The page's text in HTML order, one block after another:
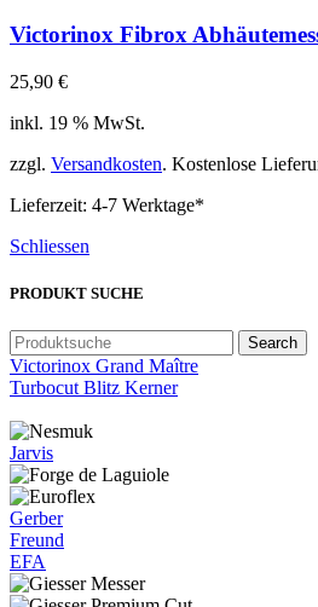
Victorinox Fibrox
25,90 €
inkl. 19 % MwSt.
zzgl. Versandkosten. Kostenlose
Lieferzeit: 4-7 Werktage*
Schliessen
PRODUKT SUCHE
Search
Victorinox Grand Maître
Turbocut Blitz Kerner
Jarvis
Gerber
Freund
EFA